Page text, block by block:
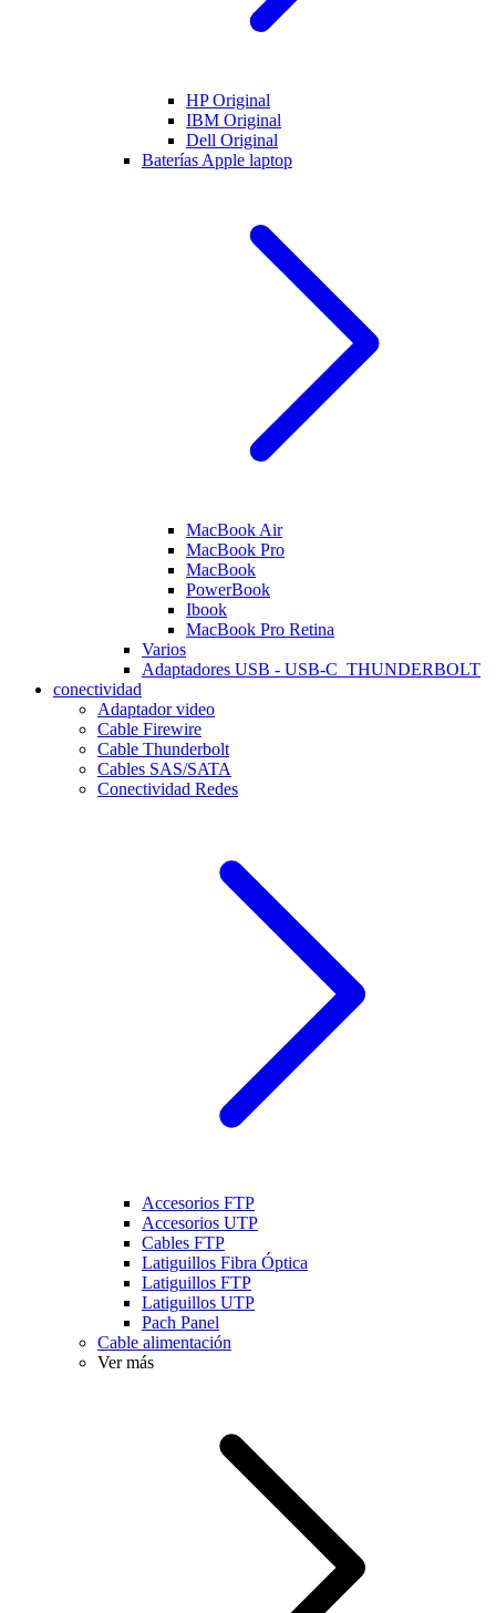
HP Original
IBM Original
Dell Original
Baterías Apple laptop
MacBook Air
MacBook Pro
MacBook
PowerBook
Ibook
MacBook Pro Retina
Varios
Adaptadores USB - USB-C_THUNDERBOLT
conectividad
Adaptador video
Cable Firewire
Cable Thunderbolt
Cables SAS/SATA
Conectividad Redes
Accesorios FTP
Accesorios UTP
Cables FTP
Latiguillos Fibra Óptica
Latiguillos FTP
Latiguillos UTP
Pach Panel
Cable alimentación
Ver más